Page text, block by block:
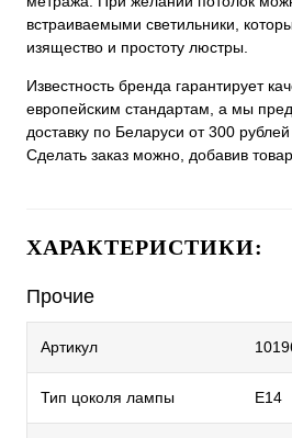
встраиваемыми светильники,
изящество и простоту люстры.
Известность бренда гарантирует
европейским стандартам, а мы
доставку по Беларуси от 300
Сделать заказ можно, добавив товар
ХАРАКТЕРИСТИКИ:
Прочие
Артикул
Тип цоколя лампы E14